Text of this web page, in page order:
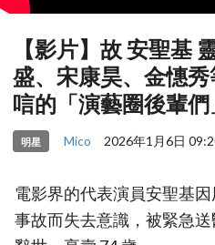
【影片】故 安聖基
盛、宋康昊、金憓
唁的「演藝圈後輩們
明星 Mico 2026年1月6日
電影界的代表演員安聖基
事故而失去意識，被緊急